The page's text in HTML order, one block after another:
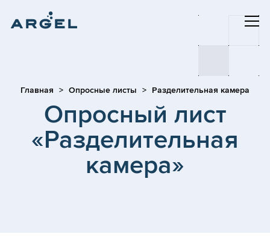
Главная Опросные листы Разделительная камера
Опросный лист
«Разделительная
камера»